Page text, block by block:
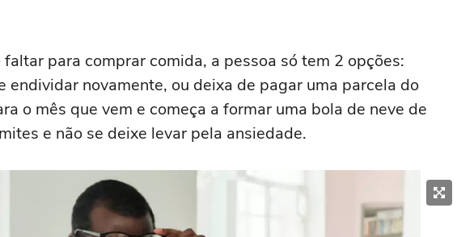
para comprar comida, a pessoa só tem 2 opções:
endividar novamente, ou deixa de pagar uma parcela do
o mês que vem e começa a formar uma bola de neve de
e não se deixe levar pela ansiedade.